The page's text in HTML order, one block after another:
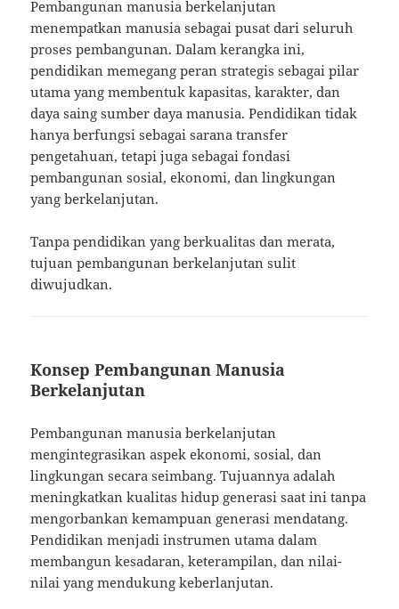
Pembangunan manusia berkelanjutan
menempatkan manusia sebagai pusat dari seluruh
proses pembangunan. Dalam kerangka ini,
pendidikan memegang peran strategis sebagai pilar
utama yang membentuk kapasitas, karakter, dan
daya saing sumber daya manusia. Pendidikan tidak
hanya berfungsi sebagai sarana transfer
pengetahuan, tetapi juga sebagai fondasi
pembangunan sosial, ekonomi, dan lingkungan
yang berkelanjutan.
Tanpa pendidikan yang berkualitas dan merata,
tujuan pembangunan berkelanjutan sulit
diwujudkan.
Konsep Pembangunan Manusia
Berkelanjutan
Pembangunan manusia berkelanjutan
mengintegrasikan aspek ekonomi, sosial, dan
lingkungan secara seimbang. Tujuannya adalah
meningkatkan kualitas hidup generasi saat ini tanpa
mengorbankan kemampuan generasi mendatang.
Pendidikan menjadi instrumen utama dalam
membangun kesadaran, keterampilan, dan nilai-
nilai yang mendukung keberlanjutan.